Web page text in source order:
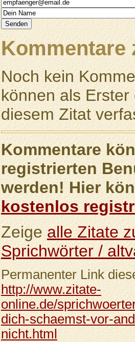
Kommentare
Noch kein
können als
diesem Zitat
Kommentare
registrierten
werden! Hier
kostenlos
Zeigealle Zitate
Sprichwörter /
Permanenter Link
http://www.zitate-
online.de/
dich-schaemst-vor-
nicht.html